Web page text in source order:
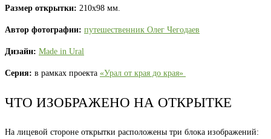
Размер открытки: 210х98 мм.
Автор фотографии: путешественник Олег Чегодаев
Дизайн: Made in Ural
Серия: в рамках проекта «Урал от края до края»
ЧТО ИЗОБРАЖЕНО НА ОТКРЫТКЕ
На лицевой стороне открытки расположены три блока изображений: